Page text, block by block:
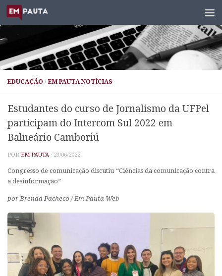
Skip to content
EDUCAÇÃO / EM PAUTA NOTÍCIAS
Estudantes do curso de Jornalismo da UFPel
participam do Intercom Sul 2022 em
Balneário Camboriú
POR EM PAUTA · 23/06/2022
Congresso de comunicação discutiu “Ciências da comunicação contra
a desinformação”
por Brenda Pacheco / Em Pauta Web